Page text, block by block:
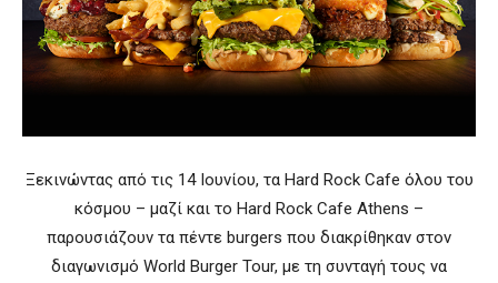
Ξεκινώντας από τις 14 Ιουνίου, τα Hard Rock Cafe όλου του
κόσμου – μαζί και το Hard Rock Cafe Athens –
παρουσιάζουν τα πέντε burgers που διακρίθηκαν στον
διαγωνισμό World Burger Tour, με τη συνταγή τους να